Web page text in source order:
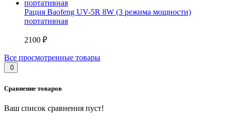
Рация Baofeng UV-5R 8W (3 режима мощности)
портативная
2100 ₽
Все просмотренные товары
0
Сравнение товаров
Ваш список сравнения пуст!